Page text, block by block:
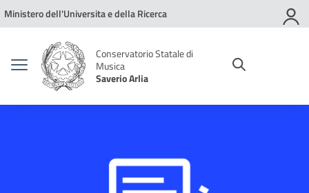
Vai ai contenuti
Vai al menu di navigazione
Vai al footer
Ministero dell'Universita e della Ricerca
Conservatorio Statale di
Musica
Saverio Arlia